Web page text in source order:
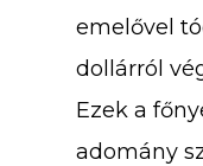
emelővel
dollárról
Ezek a
adomány